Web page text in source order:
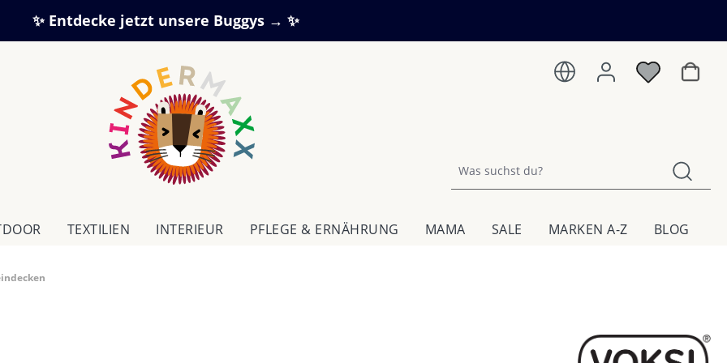
✨ Entdecke jetzt unsere Buggys → ✨
TEXTILIEN IN­TE­RI­EUR PFLEGE & ERNÄHRUNG MAMA SALE MARKEN A-Z BLOG